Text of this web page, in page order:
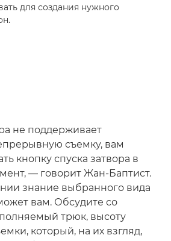
для создания нужного
не поддерживает
съемку, вам
кнопку спуска затвора в
— говорит Жан-Баптист.
знание выбранного вида
вам. Обсудите со
трюк, высоту
который, на их взгляд,